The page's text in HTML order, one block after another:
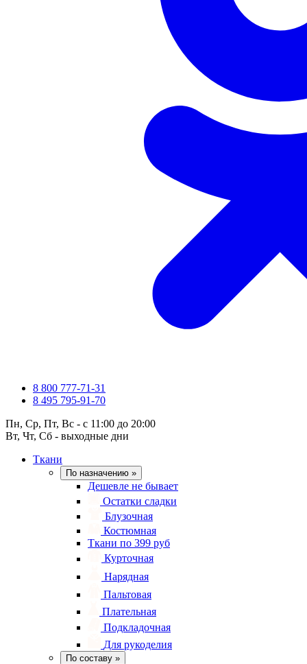
8 800 777-71-31
8 495 795-91-70
Пн, Ср, Пт, Вс - с 11:00 до 20:00
Вт, Чт, Сб - выходные дни
Ткани
По назначению »
Дешевле не бывает
Остатки сладки
Блузочная
Костюмная
Ткани по 399 руб
Курточная
Нарядная
Пальтовая
Плательная
Подкладочная
Для рукоделия
По составу »